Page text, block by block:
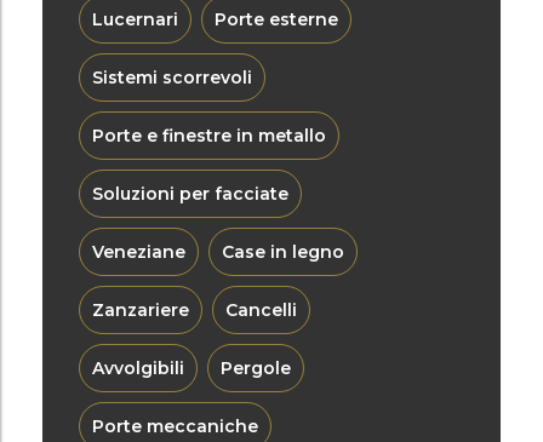
Lucernari Porte esterne
Sistemi scorrevoli
Porte e finestre in metallo
Soluzioni per facciate
Veneziane Case in legno
Zanzariere Cancelli
Avvolgibili Pergole
Porte meccaniche